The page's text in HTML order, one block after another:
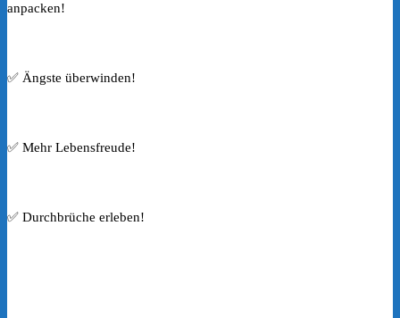
anpacken!
✅ Ängste überwinden!
✅ Mehr Lebensfreude!
✅ Durchbrüche erleben!